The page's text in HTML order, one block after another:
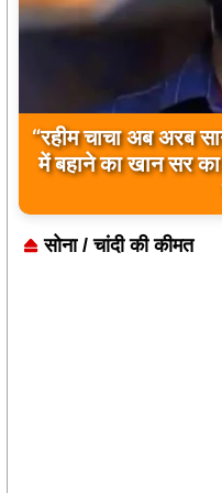
“रहीम चाचा अब अरब
में बहाने का खान सर
सोना / चांदी की कीमत